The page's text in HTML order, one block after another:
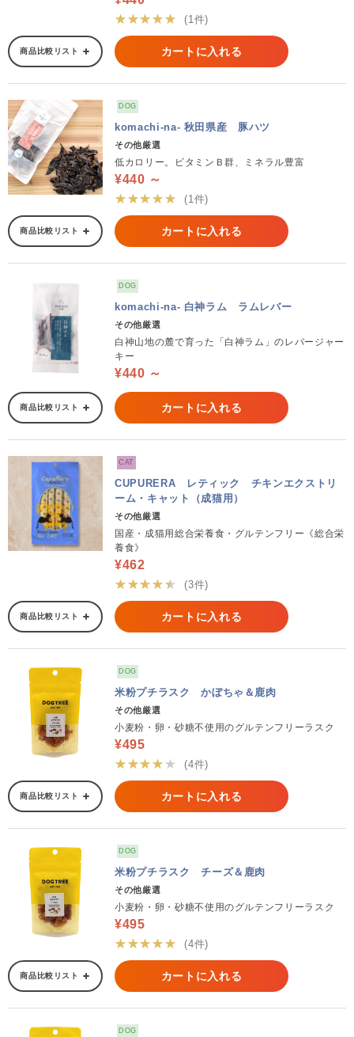
★★★★★
(1件)
商品比較リスト カートに入れる
DOG
komachi-na- 秋田県産 豚ハツ
その他厳選
低カロリー。ビタミンＢ群、ミネラル豊富
¥440 ～
★★★★★
(1件)
商品比較リスト カートに入れる
DOG
komachi-na- 白神ラム ラムレバー
その他厳選
白神山地の麓で育った「白神ラム」のレバージャー
キー
¥440 ～
商品比較リスト カートに入れる
CAT
CUPURERA レティック チキンエクストリ
ーム・キャット（成猫用）
その他厳選
国産・成猫用総合栄養食・グルテンフリー《総合栄
養食》
¥462
★★★★★
(3件)
商品比較リスト カートに入れる
DOG
米粉プチラスク かぼちゃ＆鹿肉
その他厳選
小麦粉・卵・砂糖不使用のグルテンフリーラスク
¥495
★★★★★
(4件)
商品比較リスト カートに入れる
DOG
米粉プチラスク チーズ＆鹿肉
その他厳選
小麦粉・卵・砂糖不使用のグルテンフリーラスク
¥495
★★★★★
(4件)
商品比較リスト カートに入れる
DOG